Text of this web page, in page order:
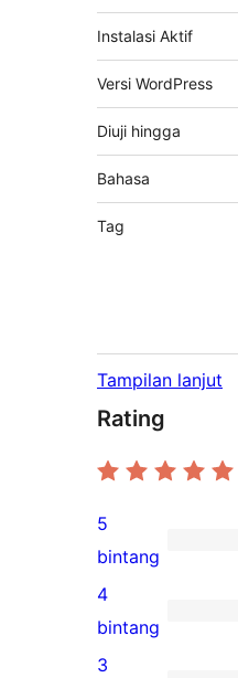
Instalasi Aktif
Versi WordPress
Diuji hingga
Bahasa
Tag
Tampilan lanjut
Rating
3
ulasan
5-
bintang
5
bintang
0
ulasan
4
bintang
3